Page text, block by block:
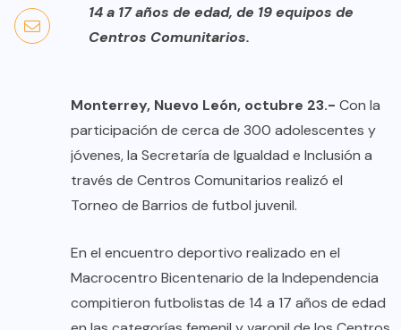
14 a 17 años de edad, de 19 equipos de
Centros Comunitarios.
Monterrey, Nuevo León, octubre 23.- Con la
participación de cerca de 300 adolescentes y
jóvenes, la Secretaría de Igualdad e Inclusión a
través de Centros Comunitarios realizó el
Torneo de Barrios de futbol juvenil.
En el encuentro deportivo realizado en el
Macrocentro Bicentenario de la Independencia
compitieron futbolistas de 14 a 17 años de edad